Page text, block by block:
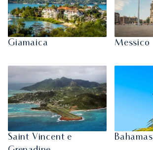
Giamaica Messico
Saint Vincent e
Bahamas